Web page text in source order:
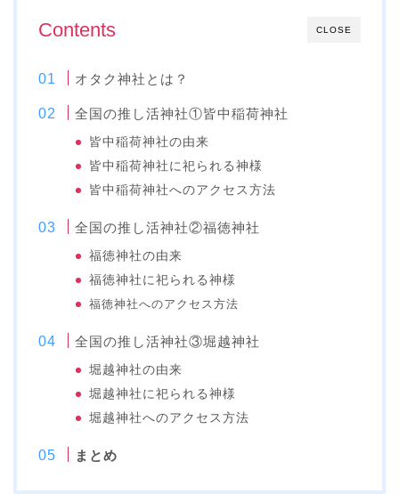
CLOSE
Contents
オタク神社とは？
全国の推し活神社①皆中稲荷神社
皆中稲荷神社の由来
皆中稲荷神社に祀られる神様
皆中稲荷神社へのアクセス方法
全国の推し活神社②福徳神社
福徳神社の由来
福徳神社に祀られる神様
福徳神社へのアクセス方法
全国の推し活神社③堀越神社
堀越神社の由来
堀越神社に祀られる神様
堀越神社へのアクセス方法
まとめ